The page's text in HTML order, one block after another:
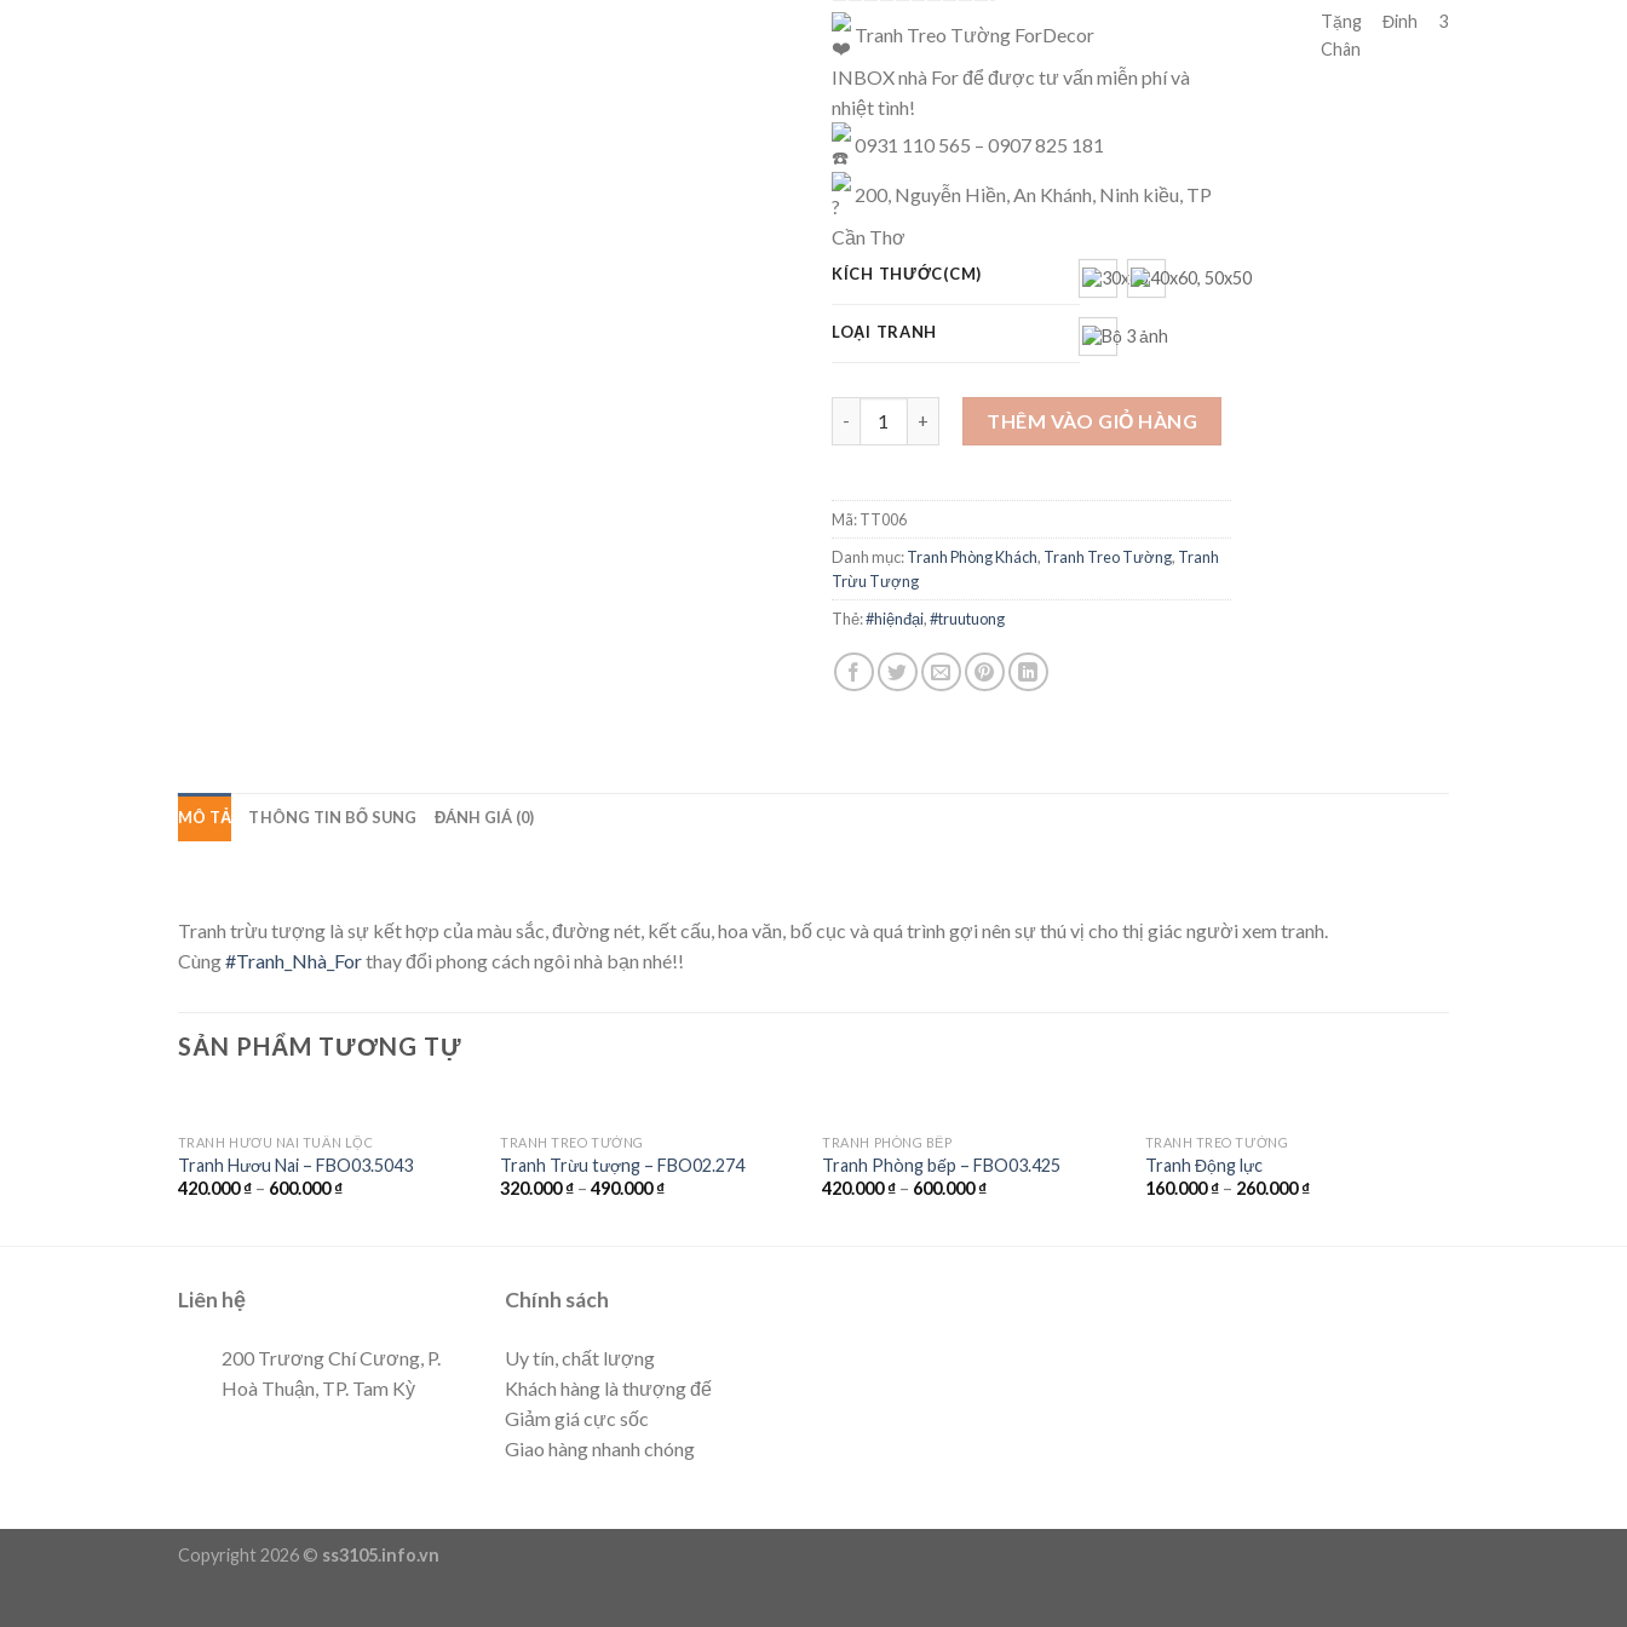
Tranh Treo Tường ForDecor
INBOX nhà For để được tư vấn miễn phí và
nhiệt tình!
0931 110 565 – 0907 825 181
200, Nguyễn Hiền, An Khánh, Ninh kiều, TP
Cần Thơ
KÍCH THƯỚC(CM)
LOẠI TRANH
Tranh Trừu tượng số lượngTHÊM VÀO GIỎ HÀNG
Mã:TT006
Danh mục:Tranh Phòng Khách, Tranh Treo Tường, Tranh
Trừu Tượng
Thẻ:#hiệnđại,#truutuong
Tặng Đinh 3
Chân
MÔ TẢ THÔNG TIN BỔ SUNG ĐÁNH GIÁ (0)
Tranh trừu tượng là sự kết hợp của màu sắc, đường nét, kết cấu, hoa văn, bố cục và quá trình gợi nên sự thú vị cho thị giác người xem tranh.
Cùng#Tranh_Nhà_Forthay đổi phong cách ngôi nhà bạn nhé!!
SẢN PHẨM TƯƠNG TỰ
TRANH HƯƠU NAI TUẦN LỘC
Tranh Hươu Nai – FBO03.5043
420.000₫– 600.000₫
TRANH TREO TƯỜNG
Tranh Trừu tượng – FBO02.274
320.000₫ –490.000₫
TRANH PHÒNG BẾP
Tranh Phòng bếp – FBO03.425
420.000₫ – 600.000₫
TRANH TREO TƯỜNG
Tranh Động lực
160.000₫– 260.000₫
Liên hệ
200 Trương Chí Cương, P.
Hoà Thuận, TP. Tam Kỳ
Chính sách
Uy tín, chất lượng
Khách hàng là thượng đế
Giảm giá cực sốc
Giao hàng nhanh chóng
Copyright 2026 © ss3105.info.vn